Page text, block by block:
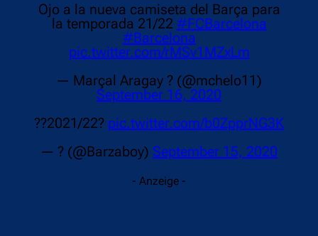
Ojo a la nueva camiseta del Barça para
la temporada 21/22 #FCBarcelona
#Barcelona
pic.twitter.com/rMSv1MZxLm
— Marçal Aragay ? (@mchelo11)
September 16, 2020
??2021/22? pic.twitter.com/b0ZpprNG3K
— ? (@Barzaboy) September 15, 2020
- Anzeige -